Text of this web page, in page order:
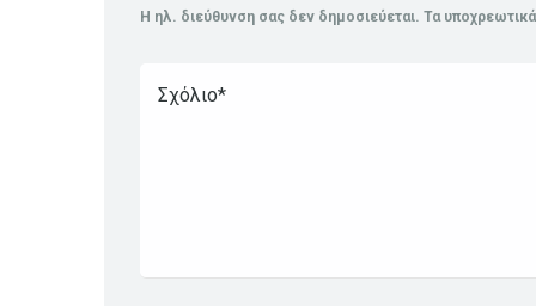
Η ηλ. διεύθυνση σας δεν δημοσιεύεται. Τα